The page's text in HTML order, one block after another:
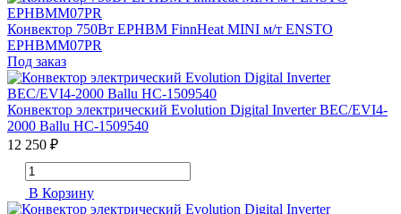
Конвектор 750Вт EPHBM FinnHeat MINI м/т ENSTO
EPHBMM07PR
Под заказ
Конвектор электрический Evolution Digital Inverter BEC/EVI4-
2000 Ballu НС-1509540
12 250 ₽
В Корзину